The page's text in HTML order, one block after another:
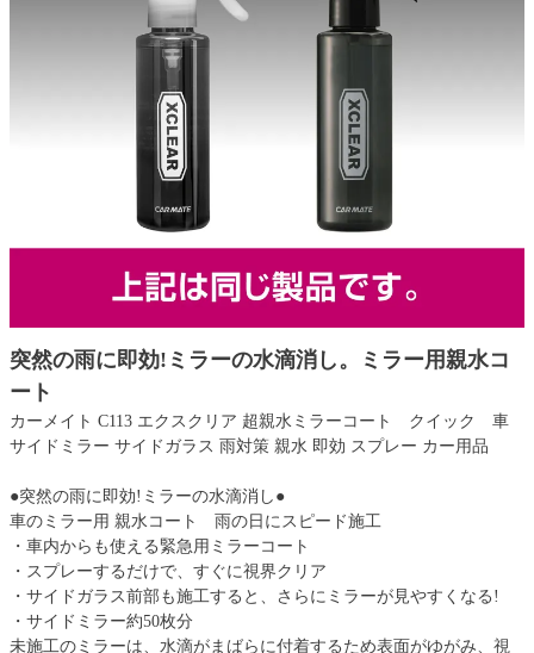
突然の雨に即効!ミラーの水滴消し。ミラー用親水コ
ート
カーメイト C113 エクスクリア 超親水ミラーコート クイック 車
サイドミラー サイドガラス 雨対策 親水 即効 スプレー カー用品
●突然の雨に即効!ミラーの水滴消し●
車のミラー用 親水コート 雨の日にスピード施工
・車内からも使える緊急用ミラーコート
・スプレーするだけで、すぐに視界クリア
・サイドガラス前部も施工すると、さらにミラーが見やすくなる!
・サイドミラー約50枚分
未施工のミラーは、水滴がまばらに付着するため表面がゆがみ、視